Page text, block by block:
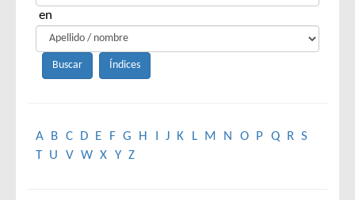
en
A B C D E F G H J K L M N O P Q R S
T U V W X Y Z